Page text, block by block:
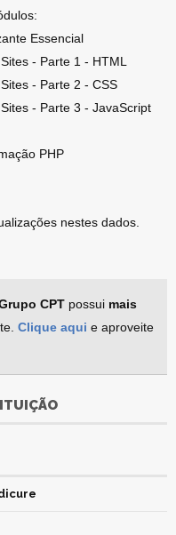
Essencial
- Parte 1 - HTML
- Parte 2 - CSS
- Parte 3 - JavaScript
PHP
nestes dados.
CPT possui mais
Clique aqui e aproveite